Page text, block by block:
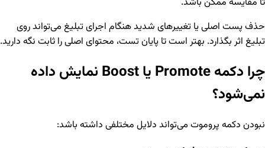
حذف پست اصلی یا تغییرهای شدید هنگام اجرای تبلیغ می‌تواند روی
تبلیغ اثر بگذارد. بهتر است تا پایان تست، محتوای اصلی را ثابت نگه دارید.
چرا دکمه Promote یا Boost نمایش داده
نمی‌شود؟
نبودن دکمه پروموت می‌تواند دلایل مختلفی داشته باشد: